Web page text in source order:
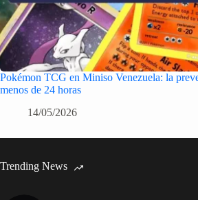
Pokémon TCG en Miniso Venezuela: la
menos de 24 horas
14/05/2026
Trending News